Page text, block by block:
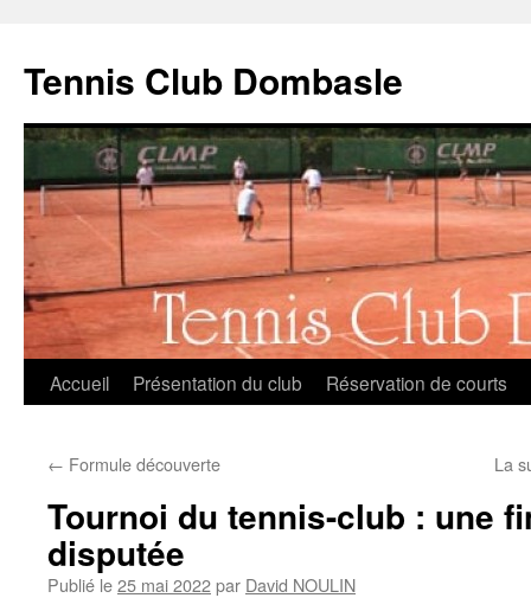
contenu
Tennis Club Dombasle
Accueil Présentation du club Réservation de courts
← Formule découverte La
Tournoi du tennis-club : une
disputée
Publié le25 mai 2022par David NOULIN